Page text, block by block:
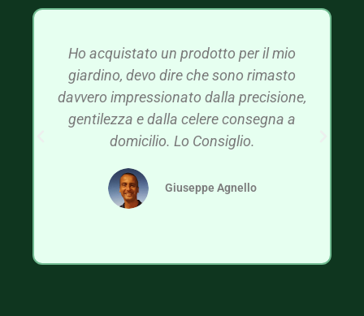
Ho acquistato un prodotto per il mio
giardino, devo dire che sono rimasto
davvero impressionato dalla precisione,
gentilezza e dalla celere consegna a
domicilio. Lo Consiglio.
Giuseppe Agnello